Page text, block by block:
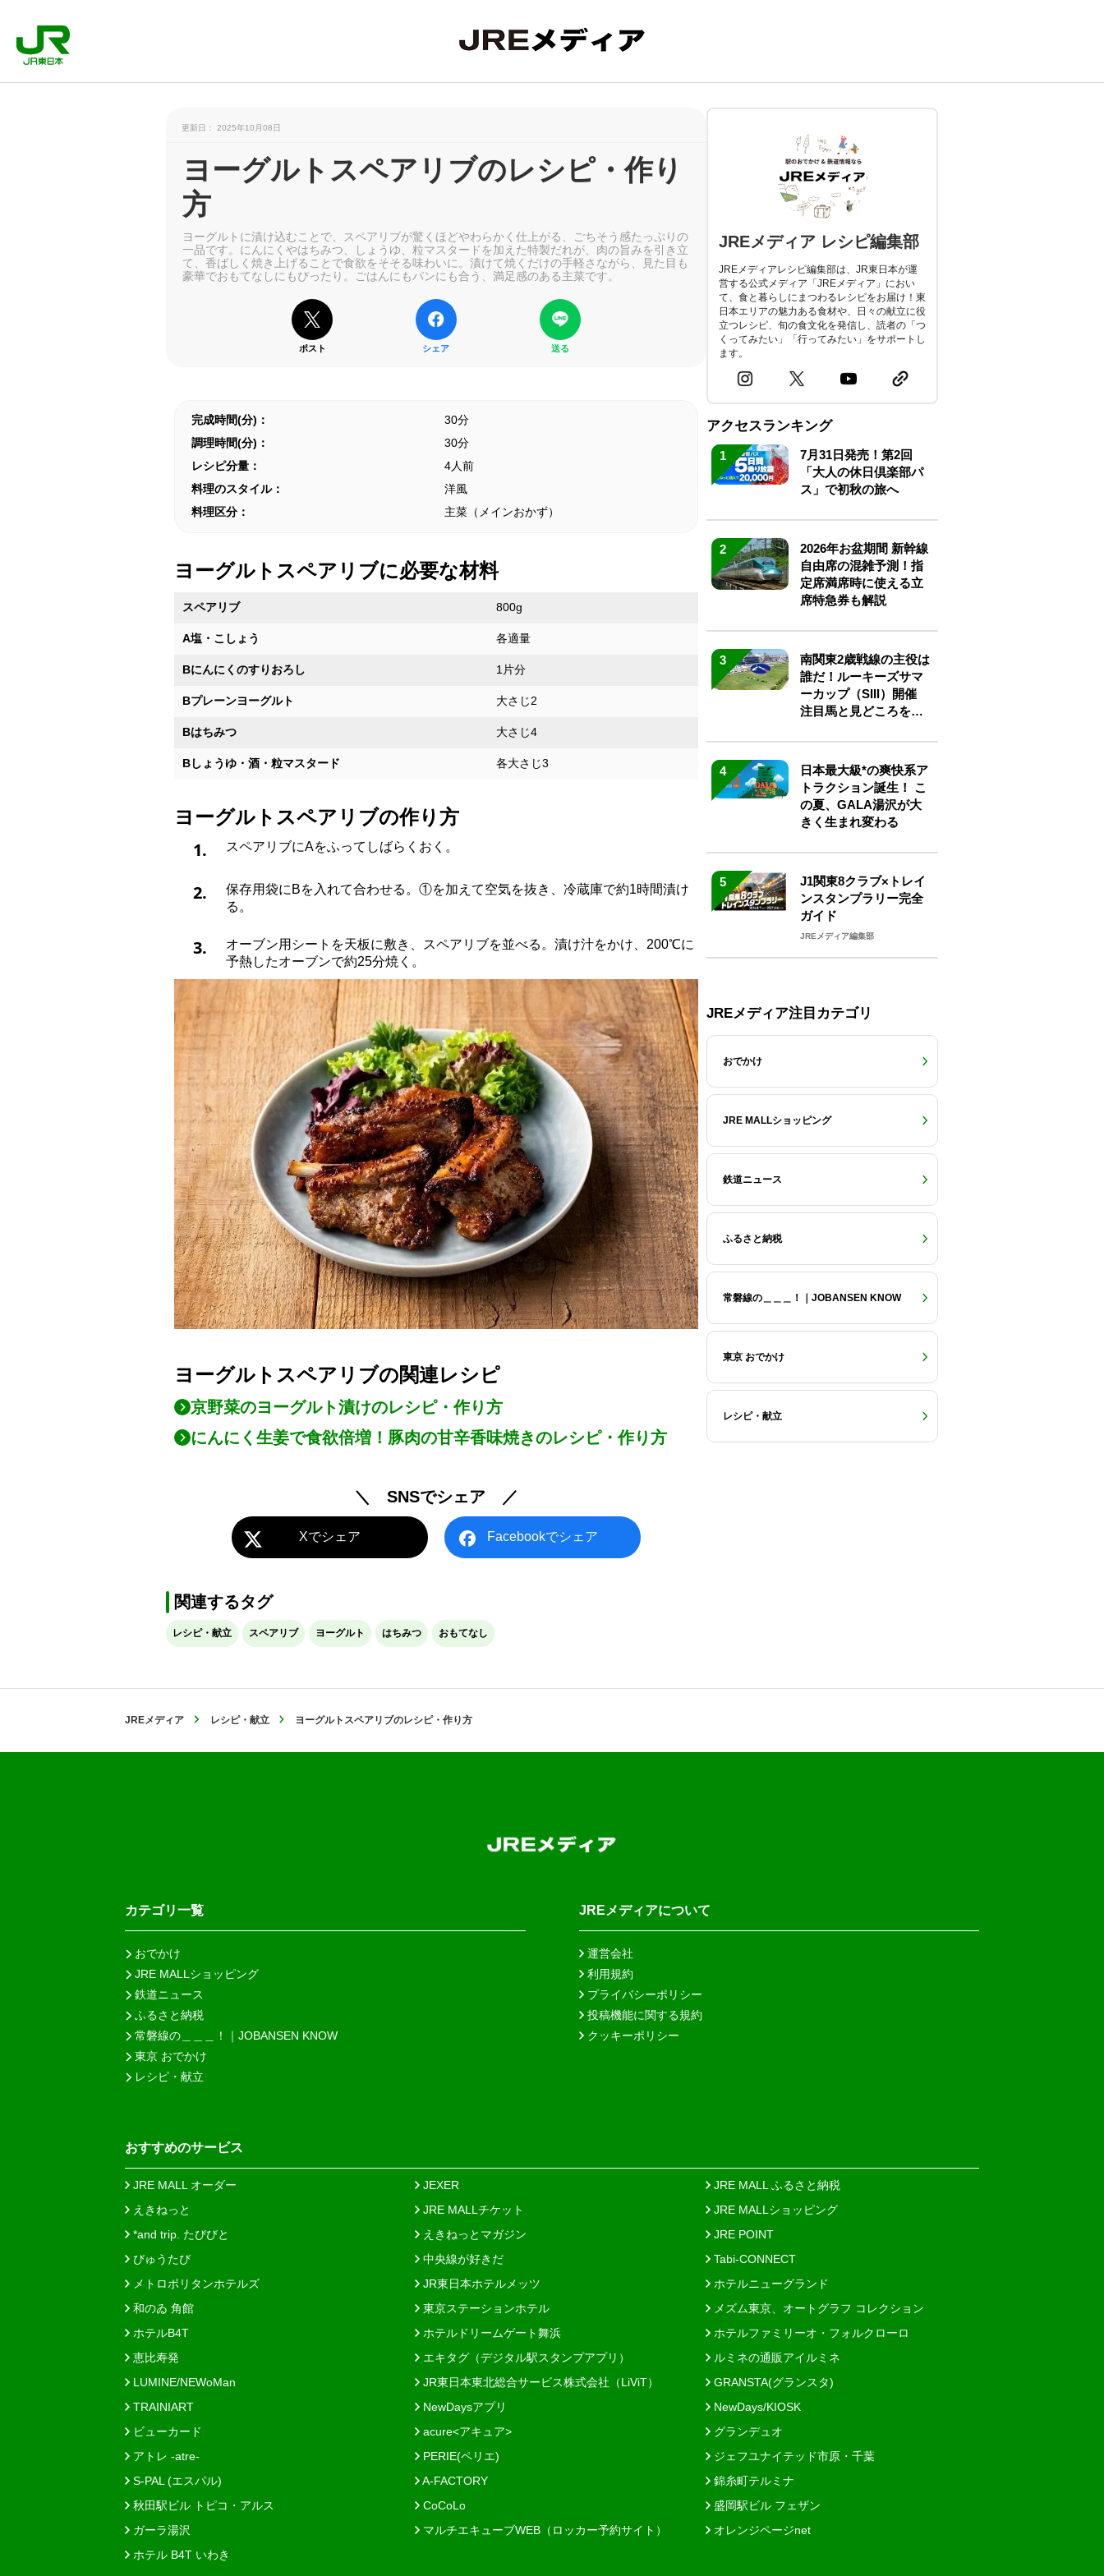
更新日： 2025年10月08日
ヨーグルトスペアリブのレシピ・作り
方
ヨーグルトに漬け込むことで、スペアリブが驚くほどやわらかく仕上がる、ごちそう感たっぷりの
一品です。にんにくやはちみつ、しょうゆ、粒マスタードを加えた特製だれが、肉の旨みを引き立
て、香ばしく焼き上げることで食欲をそそる味わいに。漬けて焼くだけの手軽さながら、見た目も
豪華でおもてなしにもぴったり。ごはんにもパンにも合う、満足感のある主菜です。
ポスト シェア 送る
完成時間(分)：
30分
調理時間(分)：
30分
レシピ分量：
4人前
料理のスタイル：
洋風
料理区分：
主菜（メインおかず）
ヨーグルトスペアリブに必要な材料
スペアリブ 800g
A塩・こしょう 各適量
Bにんにくのすりおろし 1片分
Bプレーンヨーグルト 大さじ2
Bはちみつ 大さじ4
Bしょうゆ・酒・粒マスタード 各大さじ3
ヨーグルトスペアリブの作り方
1.
スペアリブにAをふってしばらくおく。
2.
保存用袋にBを入れて合わせる。①を加えて空気を抜き、冷蔵庫で約1時間漬け
る。
3.
オーブン用シートを天板に敷き、スペアリブを並べる。漬け汁をかけ、200℃に
予熱したオーブンで約25分焼く。
ヨーグルトスペアリブの関連レシピ
京野菜のヨーグルト漬けのレシピ・作り方
にんにく生姜で食欲倍増！豚肉の甘辛香味焼きのレシピ・作り方
＼ SNSでシェア ／
Xでシェア Facebookでシェア
関連するタグ
レシピ・献立 スペアリブ ヨーグルト はちみつ おもてなし
JREメディア レシピ編集部
JREメディアレシピ編集部は、JR東日本が運
営する公式メディア「JREメディア」におい
て、食と暮らしにまつわるレシピをお届け！東
日本エリアの魅力ある食材や、日々の献立に役
立つレシピ、旬の食文化を発信し、読者の「つ
くってみたい」「行ってみたい」をサポートし
ます。
アクセスランキング
1
7月31日発売！第2回
「大人の休日倶楽部パ
ス」で初秋の旅へ
2
2026年お盆期間 新幹線
自由席の混雑予測！指
定席満席時に使える立
席特急券も解説
3
南関東2歳戦線の主役は
誰だ！ルーキーズサマ
ーカップ（SIII）開催
注目馬と見どころをチ
4
日本最大級*の爽快系ア
トラクション誕生！ こ
の夏、GALA湯沢が大
きく生まれ変わる
5
J1関東8クラブ×トレイ
ンスタンプラリー完全
ガイド
JREメディア編集部
JREメディア注目カテゴリ
おでかけ
JRE MALLショッピング
鉄道ニュース
ふるさと納税
常磐線の＿＿＿！｜JOBANSEN KNOW
東京 おでかけ
レシピ・献立
JREメディア レシピ・献立 ヨーグルトスペアリブのレシピ・作り方
カテゴリ一覧
おでかけ
JRE MALLショッピング
鉄道ニュース
ふるさと納税
常磐線の＿＿＿！｜JOBANSEN KNOW
東京 おでかけ
レシピ・献立
JREメディアについて
運営会社
利用規約
プライバシーポリシー
投稿機能に関する規約
クッキーポリシー
おすすめのサービス
JRE MALL オーダー JEXER
JRE MALL ふるさと納税
えきねっと
JRE MALLチケット
JRE MALLショッピング
*and trip. たびびと
えきねっとマガジン
JRE POINT
びゅうたび
中央線が好きだ
Tabi-CONNECT
メトロポリタンホテルズ
JR東日本ホテルメッツ
ホテルニューグランド
和のゐ 角館
東京ステーションホテル
メズム東京、オートグラフ コレクション
ホテルB4T
ホテルドリームゲート舞浜
ホテルファミリーオ・フォルクローロ
恵比寿発
エキタグ（デジタル駅スタンプアプリ）
ルミネの通販アイルミネ
LUMINE/NEWoMan
JR東日本東北総合サービス株式会社（LiViT）
GRANSTA(グランスタ)
TRAINIART
NewDaysアプリ
NewDays/KIOSK
ビューカード
acure<アキュア>
グランデュオ
アトレ -atre-
PERIE(ペリエ)
ジェフユナイテッド市原・千葉
S-PAL (エスパル)
A-FACTORY
錦糸町テルミナ
秋田駅ビル トピコ・アルス
CoCoLo
盛岡駅ビル フェザン
ガーラ湯沢
マルチエキューブWEB（ロッカー予約サイト）
オレンジページnet
ホテル B4T いわき